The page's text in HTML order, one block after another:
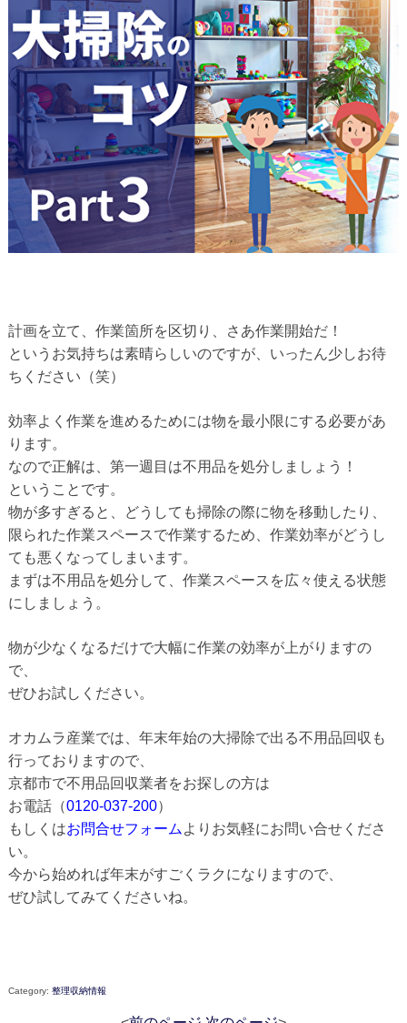
計画を立て、作業箇所を区切り、さあ作業開始だ！
というお気持ちは素晴らしいのですが、いったん少しお待
ちください（笑）
効率よく作業を進めるためには物を最小限にする必要があ
ります。
なので正解は、第一週目は不用品を処分しましょう！
ということです。
物が多すぎると、どうしても掃除の際に物を移動したり、
限られた作業スペースで作業するため、作業効率がどうし
ても悪くなってしまいます。
まずは不用品を処分して、作業スペースを広々使える状態
にしましょう。
物が少なくなるだけで大幅に作業の効率が上がりますの
で、
ぜひお試しください。
オカムラ産業では、年末年始の大掃除で出る不用品回収も
行っておりますので、
京都市で不用品回収業者をお探しの方は
お電話（0120-037-200）
もしくはお問合せフォーム よりお気軽にお問い合せくださ
い。
今から始めれば年末がすごくラクになりますので、
ぜひ試してみてくださいね。
Category: 整理収納情報